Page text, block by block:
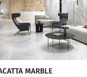
MARBLE